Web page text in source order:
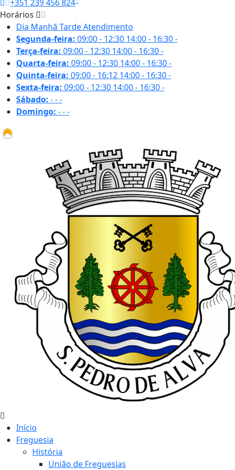
+351 239 456 824
Horários
Dia Manhã TardeAtendimento
Segunda-feira: 09:00 - 12:30 14:00 - 16:30-
Terça-feira: 09:00 - 12:30 14:00 - 16:30-
Quarta-feira: 09:00 - 12:30 14:00 - 16:30-
Quinta-feira: 09:00 - 16:12 14:00 - 16:30-
Sexta-feira: 09:00 - 12:30 14:00 - 16:30-
Sábado: ---
Domingo: ---
Início
Freguesia
História
União de Freguesias